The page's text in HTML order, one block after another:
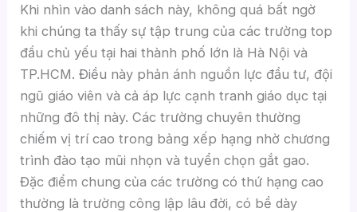
Khi nhìn vào danh sách này, không quá bất ngờ
khi chúng ta thấy sự tập trung của các trường top
đầu chủ yếu tại hai thành phố lớn là Hà Nội và
TP.HCM. Điều này phản ánh nguồn lực đầu tư, đội
ngũ giáo viên và cả áp lực cạnh tranh giáo dục tại
những đô thị này. Các trường chuyên thường
chiếm vị trí cao trong bảng xếp hạng nhờ chương
trình đào tạo mũi nhọn và tuyển chọn gắt gao.
Đặc điểm chung của các trường có thứ hạng cao
thường là trường công lập lâu đời, có bề dày